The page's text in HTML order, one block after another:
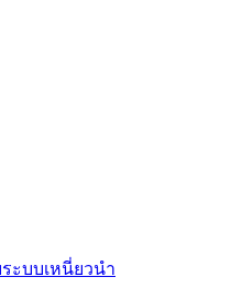
ะบบเหนี่ยวนำ